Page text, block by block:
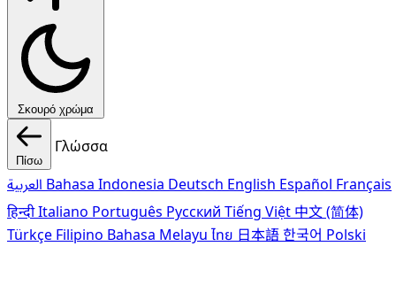
Σκουρό χρώμα
Πίσω
Γλώσσα
Bahasa Indonesia Deutsch English Español Français
हिन्दीItaliano Português Pусский Tiếng Việt 中文 (简体)
Türkçe Filipino Bahasa Melayu ไทย 日本語한국어 Polski